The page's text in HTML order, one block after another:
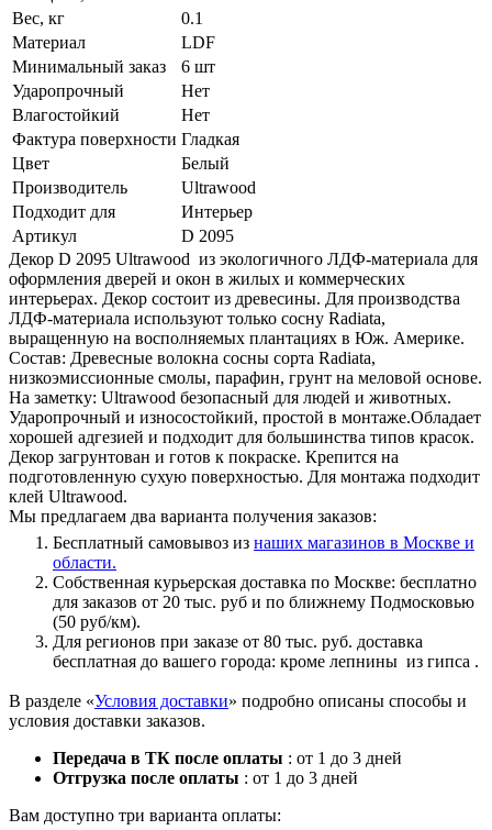
Вес, кг
0.1
Материал
LDF
Минимальный заказ
6 шт
Ударопрочный
Нет
Влагостойкий
Нет
Фактура поверхности Гладкая
Цвет
Белый
Производитель
Ultrawood
Подходит для
Интерьер
Артикул
D 2095
Декор D 2095 Ultrawood из экологичного ЛДФ-материала для
оформления дверей и окон в жилых и коммерческих
интерьерах. Декор состоит из древесины. Для производства
ЛДФ-материала используют только сосну Radiatа,
выращенную на восполняемых плантациях в Юж. Америке.
Состав: Древесные волокна сосны сорта Radiata,
низкоэмиссионные смолы, парафин, грунт на меловой основе.
На заметку: Ultrawood безопасный для людей и животных.
Ударопрочный и износостойкий, простой в монтаже.Обладает
хорошей адгезией и подходит для большинства типов красок.
Декор загрунтован и готов к покраске. Крепится на
подготовленную сухую поверхностью. Для монтажа подходит
клей Ultrawood.
Мы предлагаем два варианта получения заказов:
Бесплатный самовывоз из наших магазинов в Москве и
области.
Собственная курьерская доставка по Москве: бесплатно
для заказов от 20 тыс. руб и по ближнему Подмосковью
(50 руб/км).
Для регионов при заказе от 80 тыс. руб. доставка
бесплатная до вашего города: кроме лепнины из гипса .
В разделе «Условия доставки» подробно описаны способы и
условия доставки заказов.
Передача в ТК после оплаты : от 1 до 3 дней
Отгрузка после оплаты : от 1 до 3 дней
Вам доступно три варианта оплаты: